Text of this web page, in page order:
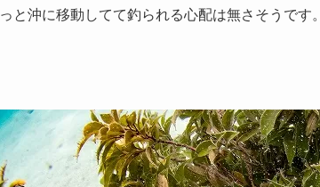
っと沖に移動してて釣られる心配は無さそうです。